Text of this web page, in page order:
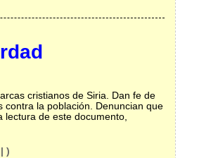
cristianos de Siria. Dan fe de
la población. Denuncian que
de este documento,
)